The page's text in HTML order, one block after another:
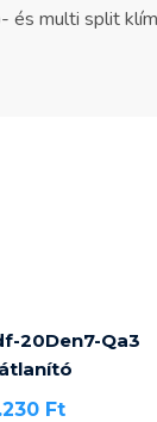
multi split
20Den7-Qa3
Ft